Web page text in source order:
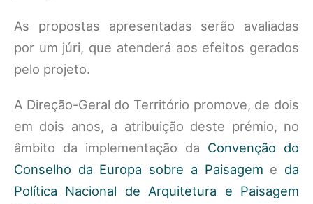
As propostas apresentadas serão avaliadas
por um júri, que atenderá aos efeitos gerados
pelo projeto.
A Direção-Geral do Território promove, de dois
em dois anos, a atribuição deste prémio, no
âmbito da implementação da Convenção do
Conselho da Europa sobre a Paisagem e da
Política Nacional de Arquitetura e Paisagem